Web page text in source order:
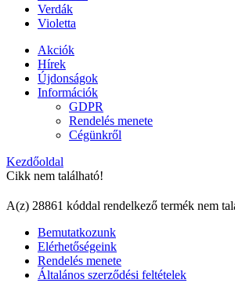
Verdák
Violetta
Akciók
Hírek
Újdonságok
Információk
GDPR
Rendelés menete
Cégünkről
Kezdőoldal
Cikk nem található!
A(z) 28861 kóddal rendelkező termék nem
Bemutatkozunk
Elérhetőségeink
Rendelés menete
Általános szerződési feltételek